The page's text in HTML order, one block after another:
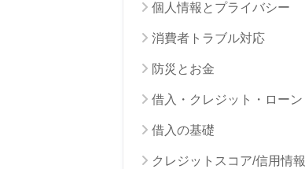
個人情報とプライバシー
消費者トラブル対応
防災とお金
借入・クレジット・ローン
借入の基礎
クレジットスコア/信用情報